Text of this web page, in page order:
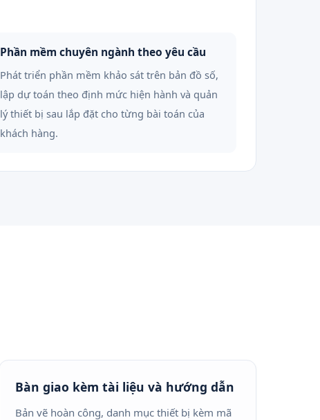
Phần mềm chuyên ngành theo yêu cầu
Phát triển phần mềm khảo sát trên bản đồ số,
lập dự toán theo định mức hiện hành và quản
lý thiết bị sau lắp đặt cho từng bài toán của
khách hàng.
Bàn giao kèm tài liệu và hướng dẫn
Bản vẽ hoàn công, danh mục thiết bị kèm mã